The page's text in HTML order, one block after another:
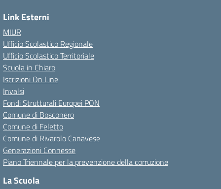
Link Esterni
MIUR
Ufficio Scolastico Regionale
Ufficio Scolastico Territoriale
Scuola in Chiaro
Iscrizioni On Line
Invalsi
Fondi Strutturali Europei PON
Comune di Bosconero
Comune di Feletto
Comune di Rivarolo Canavese
Generazioni Connesse
Piano Triennale per la prevenzione della corruzione
La Scuola